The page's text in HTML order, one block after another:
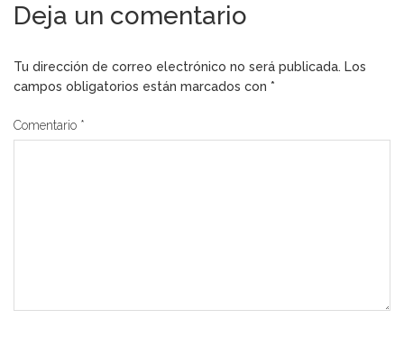
Deja un comentario
Tu dirección de correo electrónico no será publicada. Los
campos obligatorios están marcados con *
Comentario *